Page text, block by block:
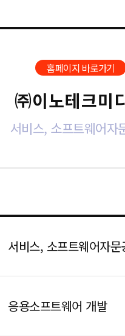
홈페이지 바로가기
㈜이노테크미
서비스, 소프트웨어자
서비스, 소프트웨어자
응용소프트웨어 개발